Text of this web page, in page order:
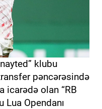
klubu
pəncərəsində
icarədə olan “RB
Lua Opendanı